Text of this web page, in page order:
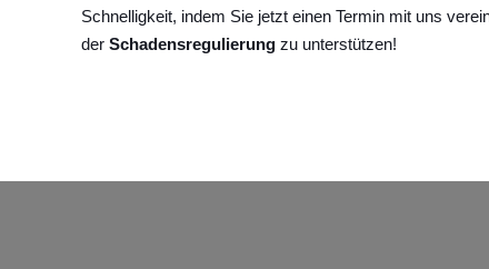
Schnelligkeit, indem Sie jetzt einen Termin mit uns
der Schadensregulierung zu unterstützen!